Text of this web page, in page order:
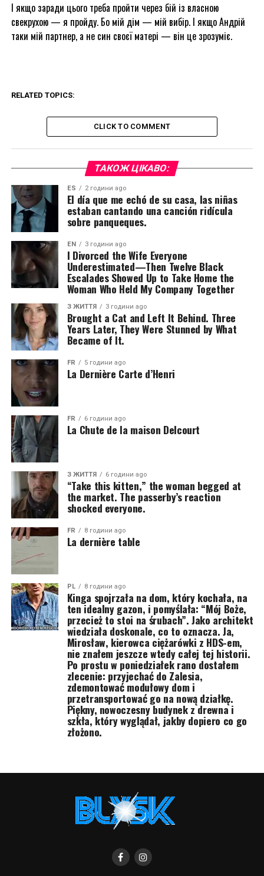
І якщо заради цього треба пройти через бій із власною
свекрухою — я пройду. Бо мій дім — мій вибір. І якщо Андрій
таки мій партнер, а не син своєї матері — він це зрозуміє.
RELATED TOPICS:
CLICK TO COMMENT
ТАКОЖ ЦІКАВО:
ES 2 години ago
El día que me echó de su casa, las niñas
estaban cantando una canción ridícula
sobre panqueques.
EN 3 години ago
I Divorced the Wife Everyone
Underestimated—Then Twelve Black
Escalades Showed Up to Take Home the
Woman Who Held My Company Together
З ЖИТТЯ 3 години ago
Brought a Cat and Left It Behind. Three
Years Later, They Were Stunned by What
Became of It.
FR 5 години ago
La Dernière Carte d’Henri
FR 6 години ago
La Chute de la maison Delcourt
З ЖИТТЯ 6 години ago
“Take this kitten,” the woman begged at
the market. The passerby’s reaction
shocked everyone.
FR 8 години ago
La dernière table
PL 8 години ago
Kinga spojrzała na dom, który kochała, na
ten idealny gazon, i pomyślała: “Mój Boże,
przecież to stoi na śrubach”. Jako architekt
wiedziała doskonale, co to oznacza. Ja,
Mirosław, kierowca ciężarówki z HDS-em,
nie znałem jeszcze wtedy całej tej historii.
Po prostu w poniedziałek rano dostałem
zlecenie: przyjechać do Zalesia,
zdemontować modułowy dom i
przetransportować go na nową działkę.
Piękny, nowoczesny budynek z drewna i
szkła, który wyglądał, jakby dopiero co go
złożono.